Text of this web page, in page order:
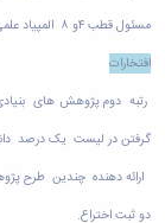
مسئول قطب ۴و ۸ المپیاد علمی شیمی کشور از سال ۹۰ به بعد
افتخارات
رتبه دوم پژوهش های
گرفتن در لیست یک درصد
ارائه دهنده چندین طرح
دو ثبت اختراع.